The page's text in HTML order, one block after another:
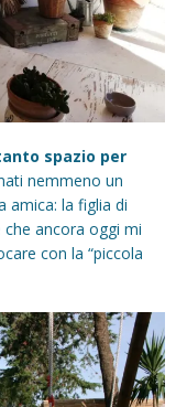
spazio per
nemmeno un
amica: la figlia di
ancora oggi mi
con la “piccola